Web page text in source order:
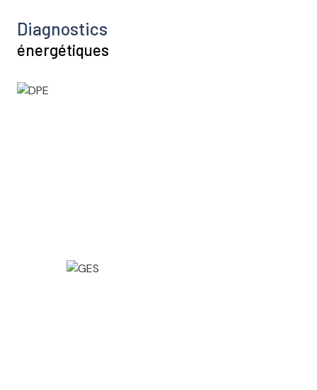
Diagnostics
énergétiques